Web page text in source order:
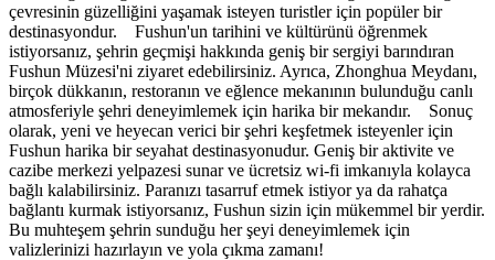
çevresinin güzelliğini yaşamak isteyen turistler için popüler bir
destinasyondur. Fushun'un tarihini ve kültürünü öğrenmek
istiyorsanız, şehrin geçmişi hakkında geniş bir sergiyi barındıran
Fushun Müzesi'ni ziyaret edebilirsiniz. Ayrıca, Zhonghua Meydanı,
birçok dükkanın, restoranın ve eğlence mekanının bulunduğu canlı
atmosferiyle şehri deneyimlemek için harika bir mekandır. Sonuç
olarak, yeni ve heyecan verici bir şehri keşfetmek isteyenler için
Fushun harika bir seyahat destinasyonudur. Geniş bir aktivite ve
cazibe merkezi yelpazesi sunar ve ücretsiz wi-fi imkanıyla kolayca
bağlı kalabilirsiniz. Paranızı tasarruf etmek istiyor ya da rahatça
bağlantı kurmak istiyorsanız, Fushun sizin için mükemmel bir yerdir.
Bu muhteşem şehrin sunduğu her şeyi deneyimlemek için
valizlerinizi hazırlayın ve yola çıkma zamanı!